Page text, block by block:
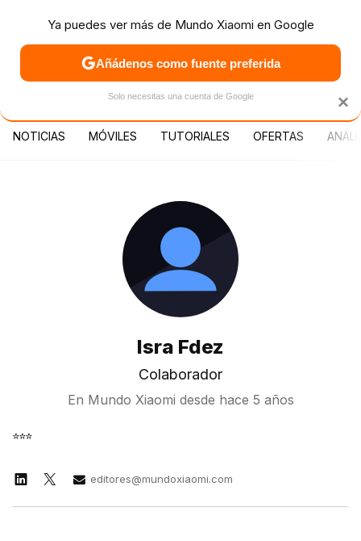
PATROCINA
MENÚ NUEVO
NOTICIAS MÓVILES TUTORIALES OFERTAS
Isra Fdez
Colaborador
En Mundo Xiaomi desde hace 5 años
***
editores@mundoxiaomi.com
×
Ya puedes ver más de Mundo Xiaomi en Google
Añádenos como fuente preferida
Solo necesitas una cuenta de Google